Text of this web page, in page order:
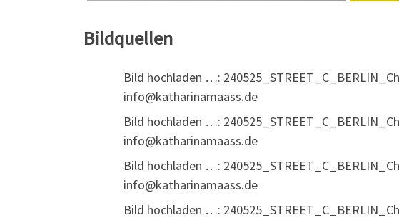
Bildquellen
Bild hochladen …:
info@katharinamaass.de
Bild hochladen …:
info@katharinamaass.de
Bild hochladen …:
info@katharinamaass.de
Bild hochladen …: